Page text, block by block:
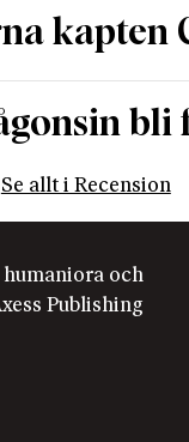
kapten
bli
Se allt i Recension
och
Publishing